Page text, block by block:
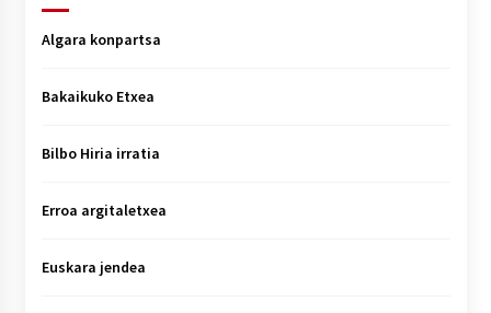
Algara konpartsa
Bakaikuko Etxea
Bilbo Hiria irratia
Erroa argitaletxea
Euskara jendea